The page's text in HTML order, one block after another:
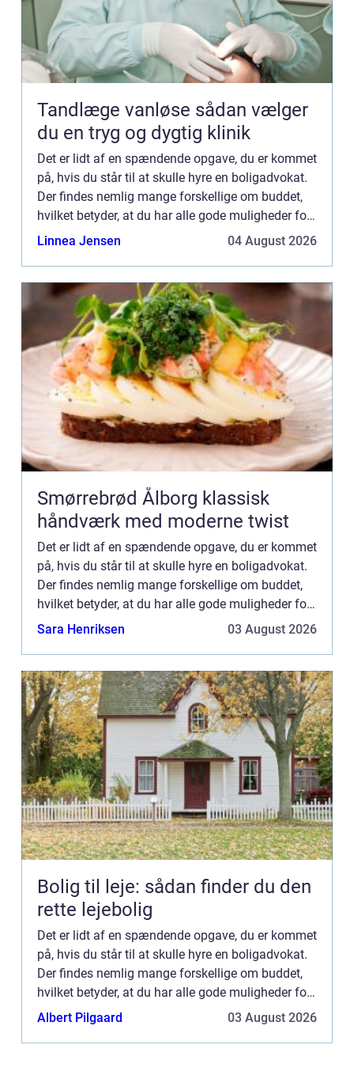
Tandlæge vanløse sådan vælger
du en tryg og dygtig klinik
Det er lidt af en spændende opgave, du er kommet
på, hvis du står til at skulle hyre en boligadvokat.
Der findes nemlig mange forskellige om buddet,
hvilket betyder, at du har alle gode muligheder for
at finde en, der er et godt match til dig. Skulle...
Linnea Jensen 04 August 2026
Smørrebrød Ålborg klassisk
håndværk med moderne twist
Det er lidt af en spændende opgave, du er kommet
på, hvis du står til at skulle hyre en boligadvokat.
Der findes nemlig mange forskellige om buddet,
hvilket betyder, at du har alle gode muligheder for
at finde en, der er et godt match til dig. Skulle...
Sara Henriksen 03 August 2026
Bolig til leje: sådan finder du den
rette lejebolig
Det er lidt af en spændende opgave, du er kommet
på, hvis du står til at skulle hyre en boligadvokat.
Der findes nemlig mange forskellige om buddet,
hvilket betyder, at du har alle gode muligheder for
at finde en, der er et godt match til dig. Skulle...
Albert Pilgaard 03 August 2026